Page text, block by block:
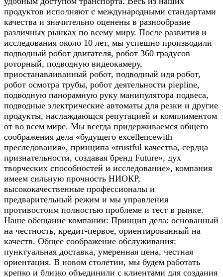
продуктов исполняют с международными стандартами
качества и значительно оценены в разнообразие
различных рынках по всему миру. После развития и
исследования около 10 лет, мы успешно производили
подводный робот двигателя, робот 360 градусов
роторный, подводную видеокамеру,
приостанавливанный робот, подводный идя робот,
робот осмотра трубы, робот деятельности piepline,
подводную панорамную руку манипулятора подвеса,
подводные электрические автоматы для резки и другие
продукты, наслаждающся репутацией и комплиментом
от во всем мире. Мы всегда придерживаемся общего
соображения дела «будущего excellencewith
преследования», принципа «trustful качества, сердца
признательности, создавая бренд Future», дух
творческих способностей и исследование», компания
имеем сильную прочность НИОКР,
высококачественные профессионалы и
предварительный режим и мы управления
противостоим полностью проблеме и тест в рынке.
Наше обещание компании: Принцип дела: основанный
на честность, кредит-первое, ориентированный на
качеств. Общее соображение обслуживания:
пунктуальная доставка, умеренная цена, честная
ориентация. В новом столетии, мы будем работать
крепко и близко объединили с клиентами для создания